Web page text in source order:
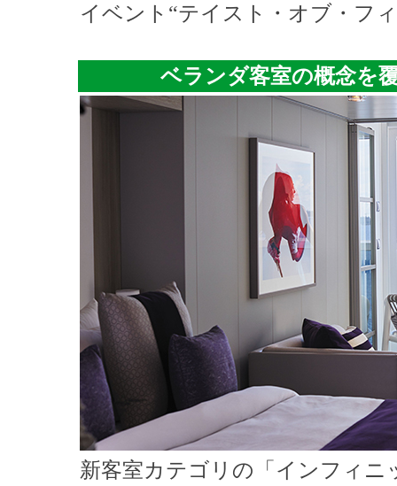
イベント“テイスト・オブ・フ
ベランダ客室の概念を
新客室カテゴリの「インフィ